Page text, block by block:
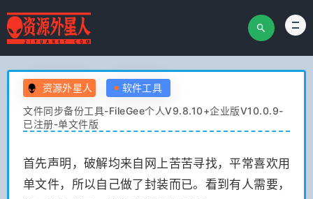
资源外星人
软件工具
文件同步备份工具-FileGee个人V9.8.10+企业版V10.0.9-
已注册-单文件版
首先声明，破解均来自网上苦苦寻找，平常喜欢用
单文件，所以自己做了封装而已。看到有人需要，